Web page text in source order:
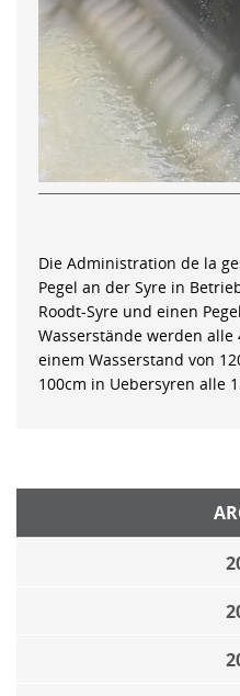
Die Administration de la
Pegel an der Syre in
Roodt-Syre und einen
Wasserstände werden
einem Wasserstand von
100cm in Uebersyren alle